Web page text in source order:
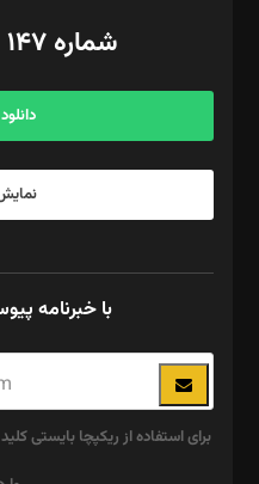
آگهی و مشترکین: ۰۹۱۹۹۹۹۰۴۵۴
شماره ۱۴۷ - مرداد ۱۴۰۵
با خبرنامه